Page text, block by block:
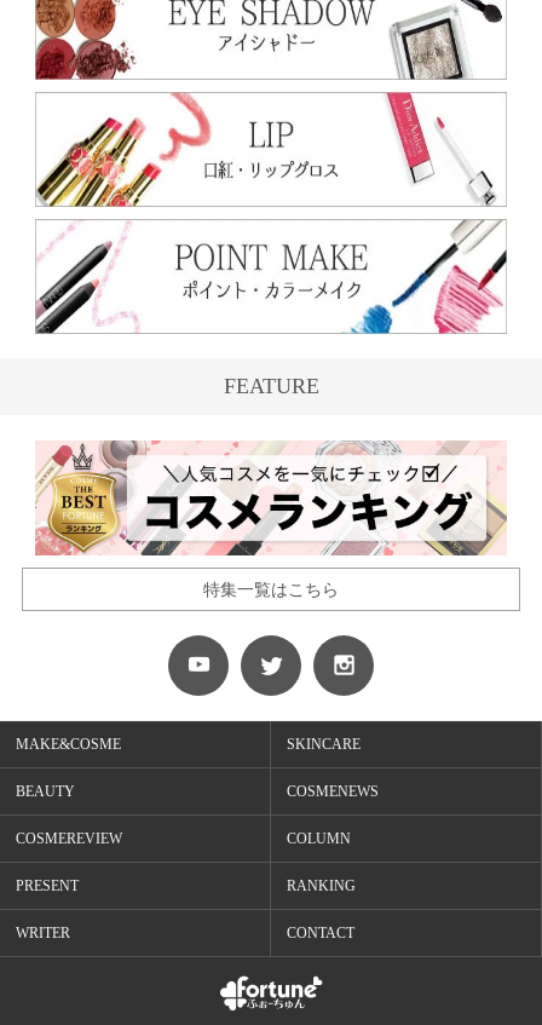
FEATURE
特集一覧はこちら
MAKE&COSME SKINCARE
BEAUTY COSMENEWS
COSMEREVIEW COLUMN
PRESENT RANKING
WRITER CONTACT